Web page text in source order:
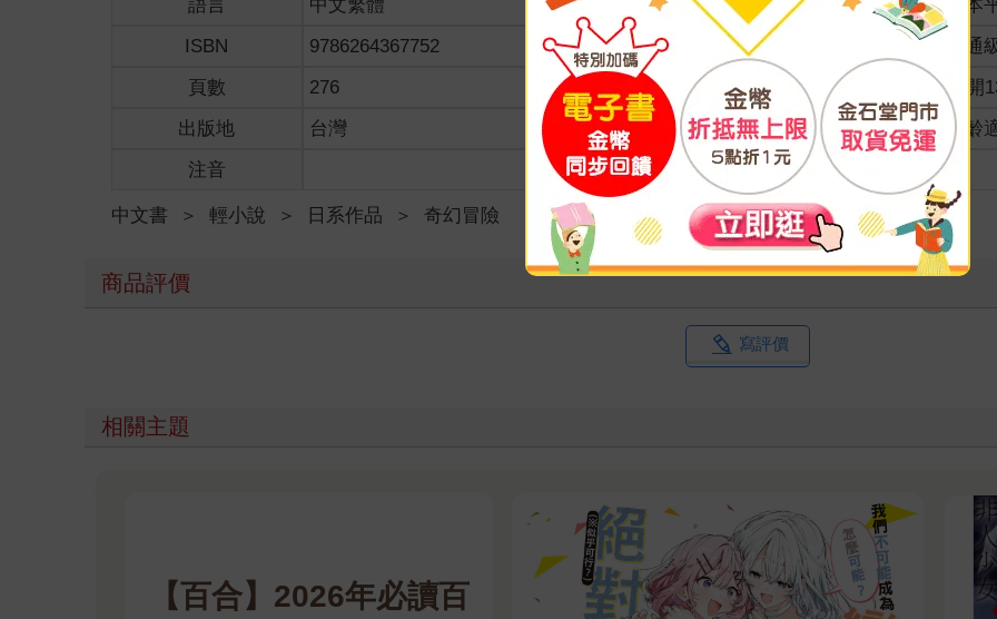
語言 中文繁體 裝訂
紙本
ISBN
9786264367752
普通
頁數
276 商品規格
32開
出版地
台灣 適讀年齡
全齡
注音
級別
中文書 ＞ 輕小說 ＞ 日系作品 ＞ 奇幻冒險
商品評價
寫評價
相關主題
【百合】2026年必讀百